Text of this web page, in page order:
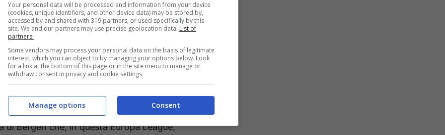
Freyr Alexanderssonsi giocherà tanto. Dopo
per i norvegesi vincere al
Dall’Ara
potrebbe
un bottino certamente importante per i
in casaBrann:Opsahl e Wassber,ormai ai box
fisici subiti daMagnusson e Myhre, tutti
Bergen che, in questa Europa League,
Your personal data will be processed and information from your device
(cookies, unique identifiers, and other device data) may be stored by,
accessed by and shared with 319 partners, or used specifically by this
site. We and our partners may use precise geolocation data. List of
partners.
Some vendors may process your personal data on the basis of legitimate
interest, which you can object to by managing your options below. Look
for a link at the bottom of this page or in the site menu to manage or
withdraw consent in privacy and cookie settings.
Consent
Manage options